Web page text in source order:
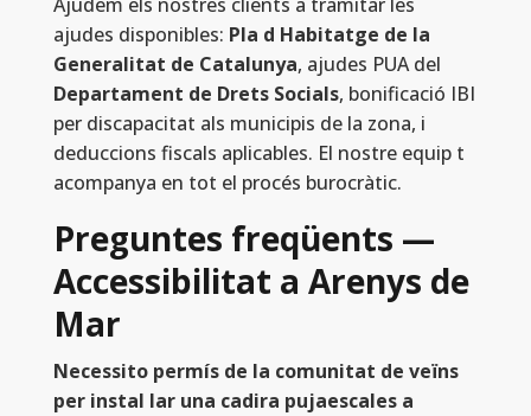
ajudes disponibles: Pla d Habitatge de la
Generalitat de Catalunya, ajudes PUA del
Departament de Drets Socials, bonificació IBI
per discapacitat als municipis de la zona, i
deduccions fiscals aplicables. El nostre equip t
acompanya en tot el procés burocràtic.
Preguntes freqüents —
Accessibilitat a Arenys de
Mar
Necessito permís de la comunitat de veïns
per instal lar una cadira pujaescales a